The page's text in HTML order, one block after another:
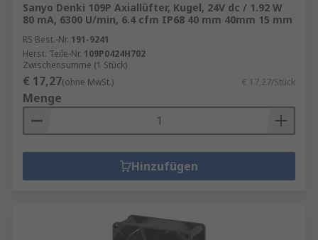
Sanyo Denki 109P Axiallüfter, Kugel, 24V dc / 1.92 W
80 mA, 6300 U/min, 6.4 cfm IP68 40 mm 40mm 15 mm
RS Best.-Nr. 191-9241
Herst. Teile-Nr. 109P0424H702
Zwischensumme (1 Stück)
€ 17,27(ohne MwSt.) € 17,27/Stück
Menge
Hinzufügen